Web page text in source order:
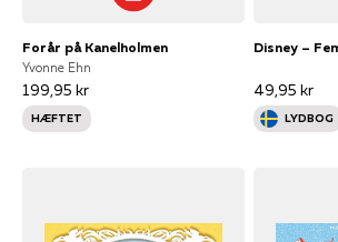
Forår på Kanelholmen
Yvonne Ehn
199,95 kr
HÆFTET
49,95 kr
LYDBOG